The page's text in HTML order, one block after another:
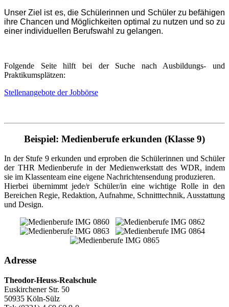
Unser Ziel ist es, die Schülerinnen und Schüler zu befähigen
ihre Chancen und Möglichkeiten optimal zu nutzen und so zu
einer individuellen Berufswahl zu gelangen.
Folgende Seite hilft bei der Suche nach Ausbildungs- und
Praktikumsplätzen:
Stellenangebote der Jobbörse
Beispiel: Medienberufe erkunden (Klasse 9)
In der Stufe 9 erkunden und erproben die Schülerinnen und Schüler
der THR Medienberufe in der Medienwerkstatt des WDR, indem
sie im Klassenteam eine eigene Nachrichtensendung produzieren.
Hierbei übernimmt jede/r Schüler/in eine wichtige Rolle in den
Bereichen Regie, Redaktion, Aufnahme, Schnitttechnik, Ausstattung
und Design.
Adresse
Theodor-Heuss-Realschule
Euskirchener Str. 50
50935 Köln-Sülz